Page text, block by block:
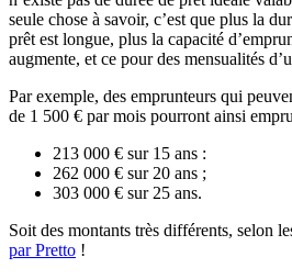
seule chose à savoir, c’est que plus la
prêt est longue, plus la capacité
augmente, et ce pour des mensualités
Par exemple, des emprunteurs qui
de 1 500 € par mois pourront ainsi
213 000 € sur 15 ans :
262 000 € sur 20 ans ;
303 000 € sur 25 ans.
Soit des montants très différents, selon
par Pretto !